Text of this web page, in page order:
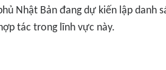
Nhật Bản đang dự kiến lập danh
tác trong lĩnh vực này.